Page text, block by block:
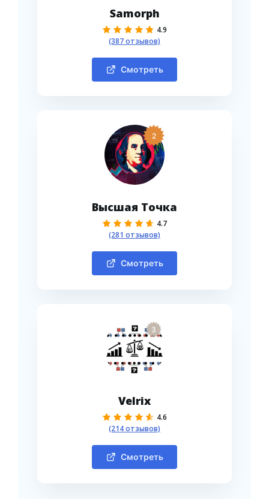
Samorph
4.9
(387 отзывов)
Смотреть
2
Высшая Точка
4.7
(281 отзывов)
Смотреть
3
Velrix
4.6
(214 отзывов)
Смотреть